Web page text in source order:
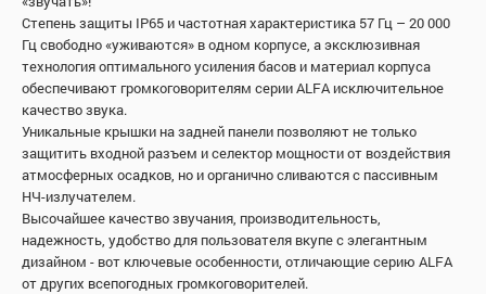
Степень защиты IP65 и частотная характеристика 57 Гц – 20 000
Гц свободно «уживаются» в одном корпусе, а эксклюзивная
технология оптимального усиления басов и материал корпуса
обеспечивают громкоговорителям серии ALFA исключительное
качество звука.
Уникальные крышки на задней панели позволяют не только
защитить входной разъем и селектор мощности от воздействия
атмосферных осадков, но и органично сливаются с пассивным
НЧ-излучателем.
Высочайшее качество звучания, производительность,
надежность, удобство для пользователя вкупе с элегантным
дизайном - вот ключевые особенности, отличающие серию ALFA
от других всепогодных громкоговорителей.